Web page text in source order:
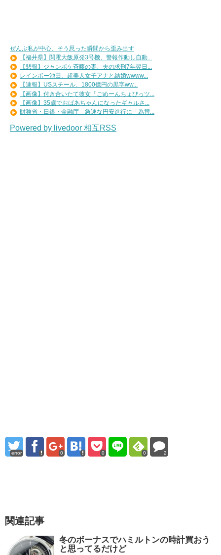
ぜんぶ私が中心、そう思った瞬間から歪み出す
【福井県】関電大飯原発3号機、警報作動し自動...
【悲報】ジャンポケ斉藤の妻、夫の求刑7年翌日...
レインボー池田、超美人女子アナと結婚wwww...
【速報】USスチール、1800億円の黒字ww...
【画像】付き合いたて彼女「ごめーんちょびっツ...
【画像】35歳でおばあちゃんになったギャルさ...
財務省・日銀・金融庁 急速な円安進行に「為替...
Powered by livedoor 相互RSS
error 0 0 0 2
関連記事
冬のボーナスでハミルトンの時計買おう
と思ってるだけど